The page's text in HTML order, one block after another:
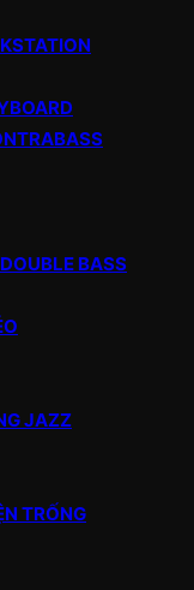
BASS
JAZZ
TRỐNG